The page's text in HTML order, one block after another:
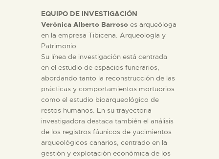
ESPAÑOL
EQUIPO DE INVESTIGACIÓN
Verónica Alberto Barroso es arqueóloga
en la empresa Tibicena. Arqueología y
Patrimonio
Su línea de investigación está centrada
en el estudio de espacios funerarios,
abordando tanto la reconstrucción de las
prácticas y comportamientos mortuorios
como el estudio bioarqueológico de
restos humanos. En su trayectoria
investigadora destaca también el análisis
de los registros fáunicos de yacimientos
arqueológicos canarios, centrado en la
gestión y explotación económica de los